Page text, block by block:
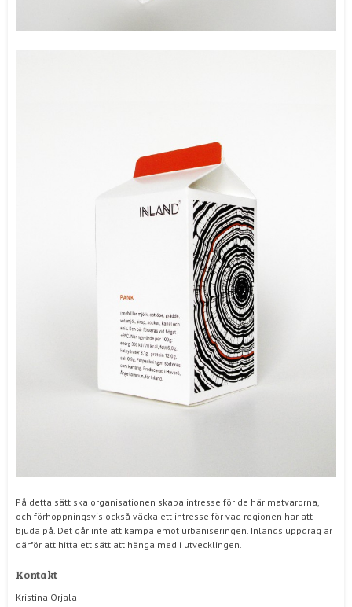
På detta sätt ska organisationen skapa intresse för de här matvarorna,
och förhoppningsvis också väcka ett intresse för vad regionen har att
bjuda på. Det går inte att kämpa emot urbaniseringen. Inlands uppdrag är
därför att hitta ett sätt att hänga med i utvecklingen.
Kontakt
Kristina Orjala